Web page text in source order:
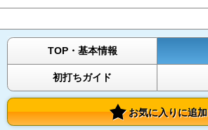
TOP・基本情報
初打ちガイド
お気に入りに追加